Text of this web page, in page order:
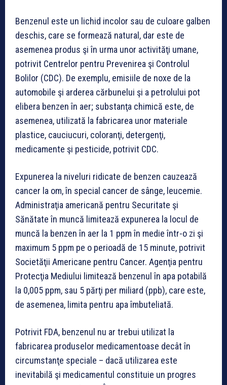
Benzenul este un lichid incolor sau de culoare galben
deschis, care se formează natural, dar este de
asemenea produs şi în urma unor activităţi umane,
potrivit Centrelor pentru Prevenirea şi Controlul
Bolilor (CDC). De exemplu, emisiile de noxe de la
automobile şi arderea cărbunelui şi a petrolului pot
elibera benzen în aer; substanţa chimică este, de
asemenea, utilizată la fabricarea unor materiale
plastice, cauciucuri, coloranţi, detergenţi,
medicamente şi pesticide, potrivit CDC.
Expunerea la niveluri ridicate de benzen cauzează
cancer la om, în special cancer de sânge, leucemie.
Administraţia americană pentru Securitate şi
Sănătate în muncă limitează expunerea la locul de
muncă la benzen în aer la 1 ppm în medie într-o zi şi
maximum 5 ppm pe o perioadă de 15 minute, potrivit
Societăţii Americane pentru Cancer. Agenţia pentru
Protecţia Mediului limitează benzenul în apa potabilă
la 0,005 ppm, sau 5 părţi per miliard (ppb), care este,
de asemenea, limita pentru apa îmbuteliată.
Potrivit FDA, benzenul nu ar trebui utilizat la
fabricarea produselor medicamentoase decât în
circumstanţe speciale – dacă utilizarea este
inevitabilă şi medicamentul constituie un progres